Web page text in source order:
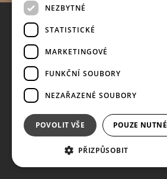
NEZBYTNÉ
STATISTICKÉ
MARKETINGOVÉ
FUNKČNÍ SOUBORY
NEZAŘAZENÉ SOUBORY
POVOLIT VŠE POUZE NUTNÉ
PŘIZPŮSOBIT